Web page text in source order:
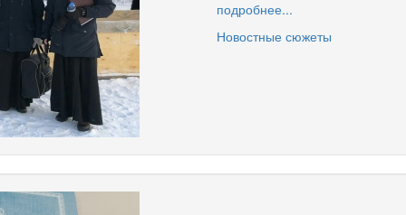
подробнее...
Новостные сюжеты